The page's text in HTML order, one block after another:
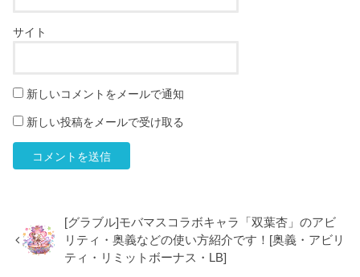
サイト
新しいコメントをメールで通知
新しい投稿をメールで受け取る
[グラブル]モバマスコラボキャラ「双葉杏」のアビ
リティ・奥義などの使い方紹介です！[奥義・アビリ
ティ・リミットボーナス・LB]